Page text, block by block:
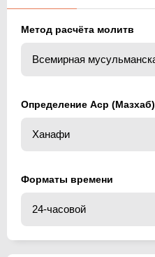
Метод расчёта молитв
Определение Аср (Мазхаб)
Форматы времени